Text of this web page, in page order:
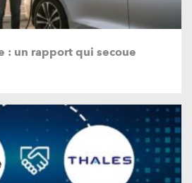
: un rapport qui secoue